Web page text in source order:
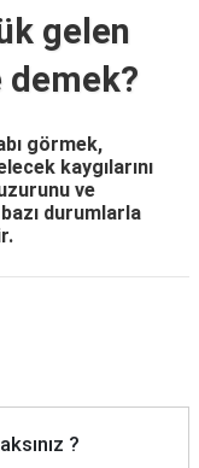
gelen
demek?
görmek,
kaygılarını
ve
durumlarla
?